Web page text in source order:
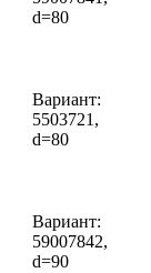
d=80
Вариант:
5503721,
d=80
Вариант:
59007842,
d=90